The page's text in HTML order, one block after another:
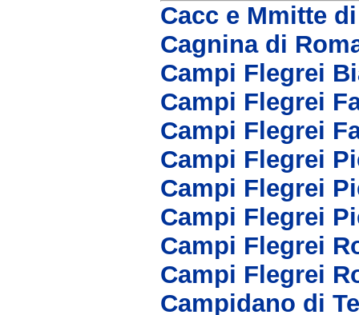
Cacc e Mmitte
Cagnina di
Campi Flegrei
Campi Flegrei
Campi Flegrei
Campi Flegrei
Campi Flegrei
Campi Flegrei
Campi Flegrei
Campi Flegrei
Campidano di